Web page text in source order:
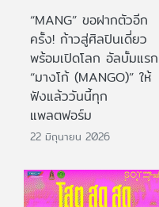
“MANG” ขอฝากตัวอีก
ครั้ง! ก้าวสู่ศิลปินเดี่ยว
พร้อมเปิดโลก อัลบั้มแรก
“มางโก้ (MANGO)” ให้
ฟังแล้ววันนี้ทุก
แพลตฟอร์ม
22 มิถุนายน 2026